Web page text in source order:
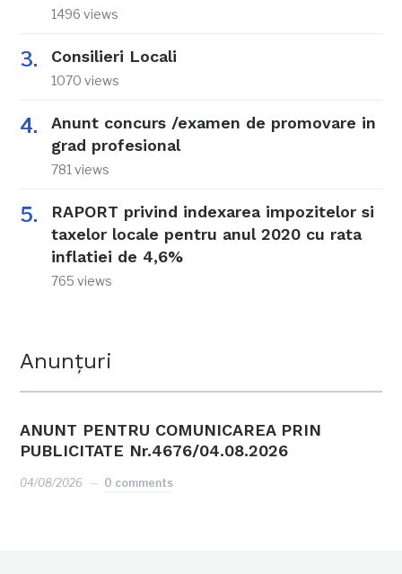
1496 views
Consilieri Locali
1070 views
Anunt concurs /examen de promovare in
grad profesional
781 views
RAPORT privind indexarea impozitelor si
taxelor locale pentru anul 2020 cu rata
inflatiei de 4,6%
765 views
Anunțuri
ANUNT PENTRU COMUNICAREA PRIN
PUBLICITATE Nr.4676/04.08.2026
04/08/2026 0 comments